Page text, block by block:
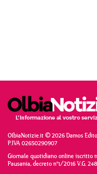
OlbiaNotizie.it © 2026 Damos
P.IVA 02650290907
Giornale quotidiano online iscritto
Pausania, decreto n°1/2016 V.G.